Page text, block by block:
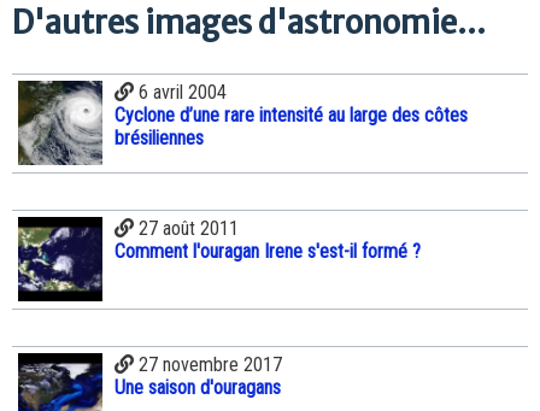
D'autres images d'astronomie...
6 avril 2004
Cyclone d’une rare intensité au large des côtes
brésiliennes
27 août 2011
Comment l'ouragan Irene s'est-il formé ?
27 novembre 2017
Une saison d'ouragans